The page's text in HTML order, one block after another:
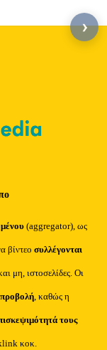
(aggregator), ως
βίντεοσυλλέγονται
μη, ιστοσελίδες. Οι
, καθώς η
τους
κοκ.
›